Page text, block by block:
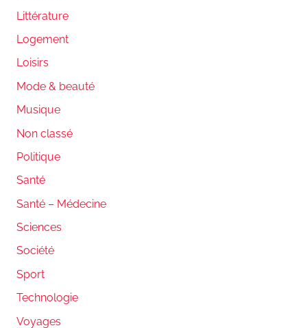
Littérature
Logement
Loisirs
Mode & beauté
Musique
Non classé
Politique
Santé
Santé – Médecine
Sciences
Société
Sport
Technologie
Voyages